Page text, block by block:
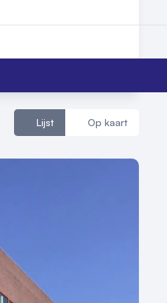
Lijst Op kaart